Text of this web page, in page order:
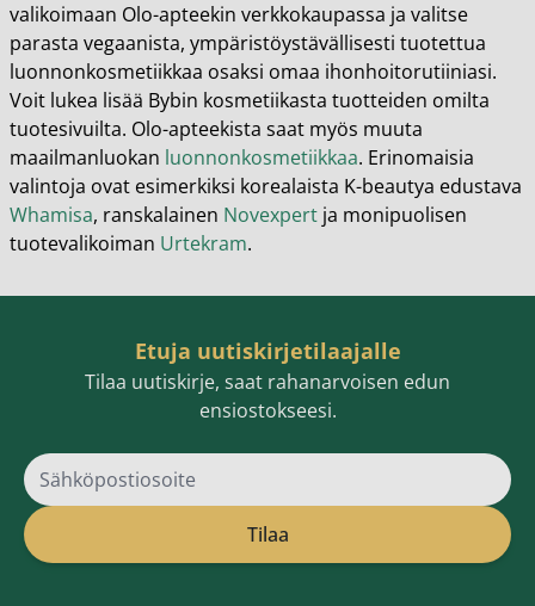
valikoimaan Olo-apteekin verkkokaupassa ja valitse
parasta vegaanista, ympäristöystävällisesti tuotettua
luonnonkosmetiikkaa osaksi omaa ihonhoitorutiiniasi.
Voit lukea lisää Bybin kosmetiikasta tuotteiden omilta
tuotesivuilta. Olo-apteekista saat myös muuta
maailmanluokan luonnonkosmetiikkaa. Erinomaisia
valintoja ovat esimerkiksi korealaista K-beautya edustava
Whamisa, ranskalainen Novexpert ja monipuolisen
tuotevalikoiman Urtekram.
Etuja uutiskirjetilaajalle
Tilaa uutiskirje, saat rahanarvoisen edun
ensiostokseesi.
Sähköpostiosoite
Tilaa